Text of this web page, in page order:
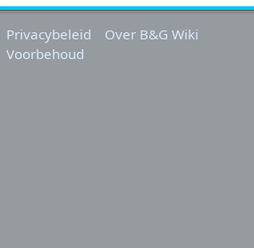
0
1
1
Privacybeleid
Over B&G Wiki
Voorbehoud